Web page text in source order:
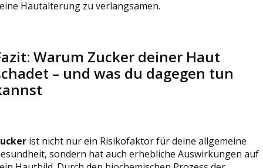
Hautalterung zu verlangsamen.
Warum Zucker deiner Haut
– und was du dagegen tun
ist nicht nur ein Risikofaktor für deine allgemeine
sondern hat auch erhebliche Auswirkungen auf